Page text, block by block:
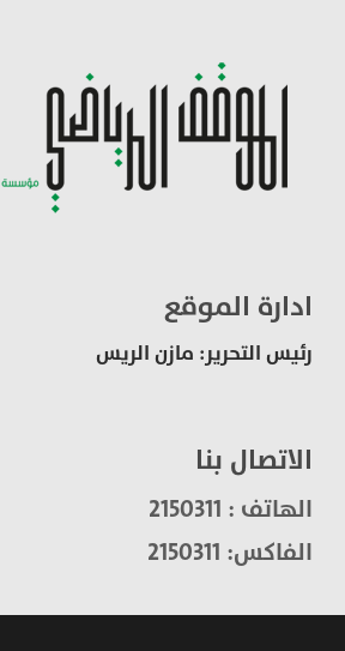
ادارة الموقع
رئيس التحرير: مازن الريس
الاتصال بنا
الهاتف : 2150311
الفاكس: 2150311